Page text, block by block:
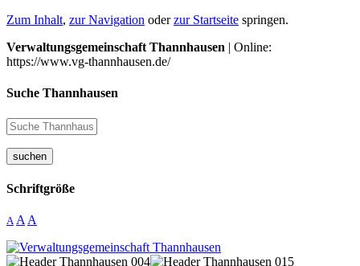
Zum Inhalt, zur Navigation oderzur Startseite springen.
Verwaltungsgemeinschaft Thannhausen | Online:
https://www.vg-thannhausen.de/
Suche Thannhausen
suchen
Schriftgröße
A A A